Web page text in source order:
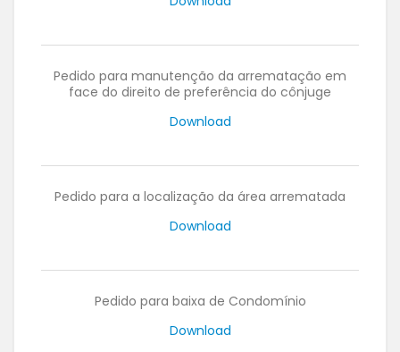
Pedido para manutenção da arrematação em
face do direito de preferência do cônjuge
Download
Pedido para a localização da área arrematada
Download
Pedido para baixa de Condomínio
Download